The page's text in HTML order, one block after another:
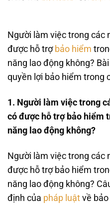
Người làm việc trong các
được hỗ trợ bảo hiểm
năng lao động không?
quyền lợi bảo hiểm trong
1. Người làm việc trong
có được hỗ trợ bảo hiểm
năng lao động không?
Người làm việc trong các
được hỗ trợ bảo hiểm
năng lao động không?
định của pháp luật về